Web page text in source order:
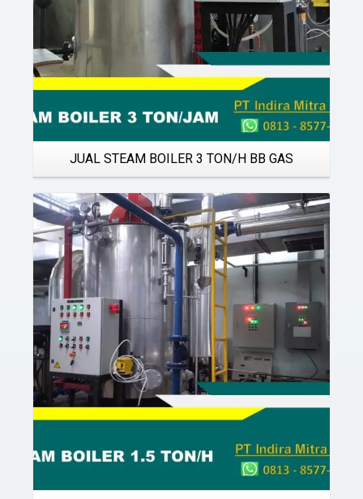
JUAL STEAM BOILER 3 TON/H BB GAS
Details